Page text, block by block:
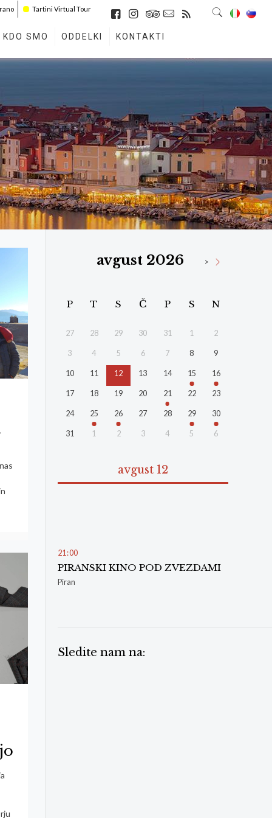
Tartini Virtual Tour
KDO SMO ODDELKI KONTAKTI
avgust 2026 >
P T S Č P S N
27 28 29 30 31 1 2
3 4 5 6 7 8 9
10 11 12 13 14 15 16
17 18 19 20 21 22 23
24 25 26 27 28 29 30
31 1 2 3 4 5 6
avgust 12
21:00
PIRANSKI KINO POD ZVEZDAMI
Piran
Sledite nam na: